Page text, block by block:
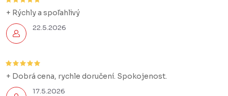
22.5.2026
+ Rýchly a spoľahlivý
17.5.2026
+ Dobrá cena, rychle doručení. Spokojenost.